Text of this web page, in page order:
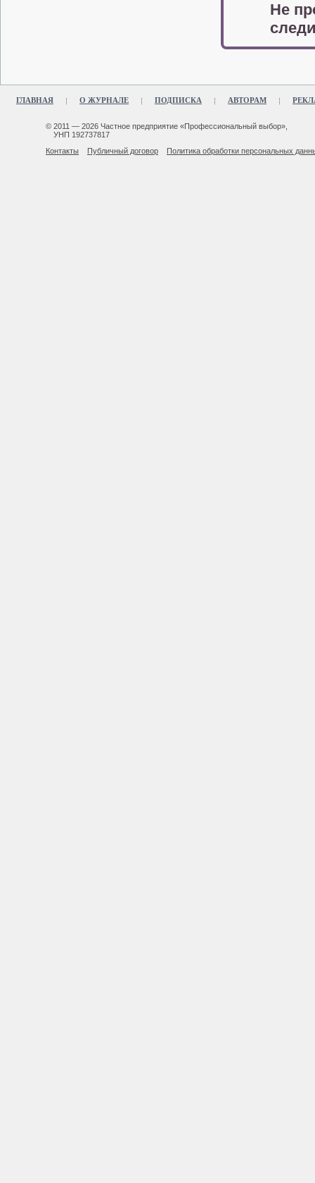
Не
ГЛАВНАЯ О ЖУРНАЛЕ ПОДПИСКА АВТОРАМ
© 2011 — 2026 Частное предприятие «Профессиональный выбор»,
УНП 192737817
Контакты
Публичный договор Политика обработки персональных